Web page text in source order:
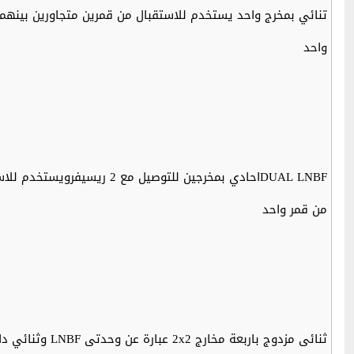
تنائي بمخرج واحد يستخدم للاستقبال من قمرين متجاورين بينهما 4 درجات في المدار والتوصيل مع
واحد
DUAL LNBFاحادي بمخرجين للتوصيل مع 2 ريسيفرويستخدم للاستقبال
من قمر واحد
ثنائى مزدوج باربعة مخارج 2x2 عبارة عن وحدتى LNBF وثنائي داخل جسم واحد يستخدم للاستقبال من قمرين متجاورين مثلا هوتبيرد ويوتلسات W2 والتوصيل يكن مع 2 ال 4 ريسيفرات